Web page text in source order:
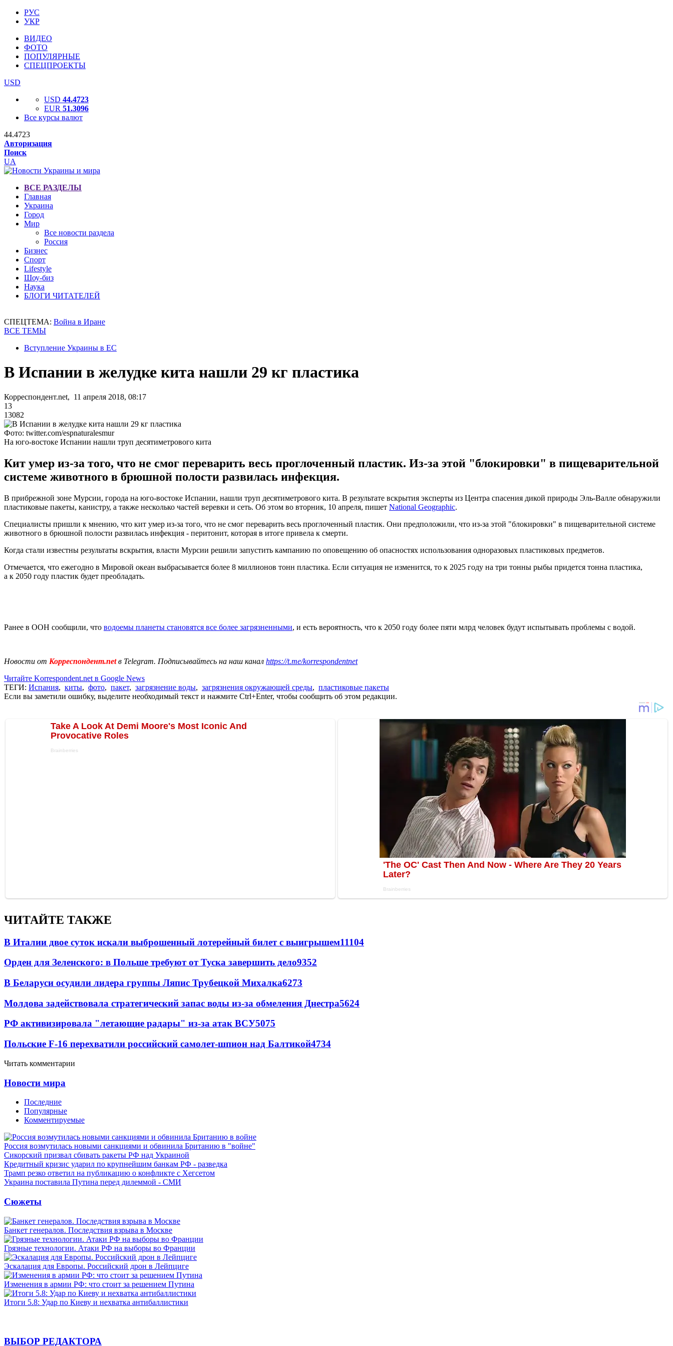
РУС
УКР
ВИДЕО
ФОТО
ПОПУЛЯРНЫЕ
СПЕЦПРОЕКТЫ
USD
USD 44.4723
EUR 51.3096
Все курсы валют
44.4723
Авторизация
Поиск
UA
ВСЕ РАЗДЕЛЫ
Главная
Украина
Город
Мир
Все новости раздела
Россия
Бизнес
Спорт
Lifestyle
Шоу-биз
Наука
БЛОГИ ЧИТАТЕЛЕЙ
СПЕЦТЕМА: Война в Иране
ВСЕ ТЕМЫ
Вступление Украины в ЕС
В Испании в желудке кита нашли 29 кг пластика
Корреспондент.net, 11 апреля 2018, 08:17
13
13082
Фото: twitter.com/espnaturalesmur
На юго-востоке Испании нашли труп десятиметрового кита
Кит умер из-за того, что не смог переварить весь проглоченный пластик. Из-за этой "блокировки" в пищеварительной
системе животного в брюшной полости развилась инфекция.
В прибрежной зоне Мурсии, города на юго-востоке Испании, нашли труп десятиметрового кита. В результате вскрытия эксперты из Центра спасения дикой природы Эль-Валле обнаружили
пластиковые пакеты, канистру, а также несколько частей веревки и сеть. Об этом во вторник, 10 апреля, пишет National Geographic.
Специалисты пришли к мнению, что кит умер из-за того, что не смог переварить весь проглоченный пластик. Они предположили, что из-за этой "блокировки" в пищеварительной системе
животного в брюшной полости развилась инфекция - перитонит, которая в итоге привела к смерти.
Когда стали известны результаты вскрытия, власти Мурсии решили запустить кампанию по оповещению об опасностях использования одноразовых пластиковых предметов.
Отмечается, что ежегодно в Мировой океан выбрасывается более 8 миллионов тонн пластика. Если ситуация не изменится, то к 2025 году на три тонны рыбы придется тонна пластика,
а к 2050 году пластик будет преобладать.
Ранее в ООН сообщили, что водоемы планеты становятся все более загрязненными, и есть вероятность, что к 2050 году более пяти млрд человек будут испытывать проблемы с водой.
Новости от Корреспондент.netв Telegram. Подписывайтесь на наш канал https://t.me/korrespondentnet
Читайте Korrespondent.net в Google News
ТЕГИ: Испания, киты, фото, пакет, загрязнение воды, загрязнения окружающей среды, пластиковые пакеты
Если вы заметили ошибку, выделите необходимый текст и нажмите Ctrl+Enter, чтобы сообщить об этом редакции.
ЧИТАЙТЕ ТАКЖЕ
В Италии двое суток искали выброшенный лотерейный билет с выигрышем11104
Орден для Зеленского: в Польше требуют от Туска завершить дело9352
В Беларуси осудили лидера группы Ляпис Трубецкой Михалка6273
Молдова задействовала стратегический запас воды из-за обмеления Днестра5624
РФ активизировала "летающие радары" из-за атак ВСУ5075
Польские F-16 перехватили российский самолет-шпион над Балтикой4734
Читать комментарии
Новости мира
Последние
Популярные
Комментируемые
Россия возмутилась новыми санкциями и обвинила Британию в "войне"
Сикорский призвал сбивать ракеты РФ над Украиной
Кредитный кризис ударил по крупнейшим банкам РФ - разведка
Трамп резко ответил на публикацию о конфликте с Хегсетом
Украина поставила Путина перед дилеммой - СМИ
Сюжеты
Банкет генералов. Последствия взрыва в Москве
Грязные технологии. Атаки РФ на выборы во Франции
Эскалация для Европы. Российский дрон в Лейпциге
Изменения в армии РФ: что стоит за решением Путина
Итоги 5.8: Удар по Киеву и нехватка антибаллистики
ВЫБОР РЕДАКТОРА